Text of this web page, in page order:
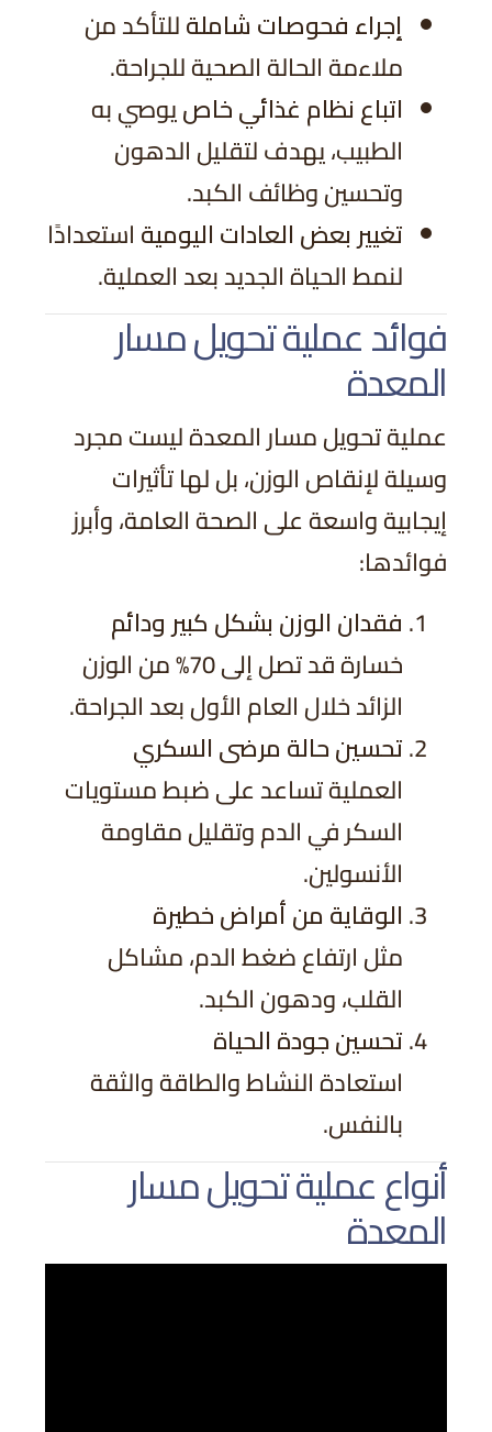
إجراء فحوصات شاملةللتأكد من
ملاءمة الحالة الصحية للجراحة.
اتباع نظام غذائي خاصيوصي به
الطبيب، يهدف لتقليل الدهون
وتحسين وظائف الكبد.
تغيير بعض العادات اليوميةاستعدادًا
لنمط الحياة الجديد بعد العملية.
فوائد عملية تحويل مسار
المعدة
عملية تحويل مسار المعدة ليست مجرد
وسيلة لإنقاص الوزن، بل لها تأثيرات
إيجابية واسعة على الصحة العامة، وأبرز
فوائدها:
فقدان الوزن بشكل كبير ودائم
خسارة قد تصل إلى 70% من الوزن
الزائد خلال العام الأول بعد الجراحة.
تحسين حالة مرضى السكري
العملية تساعد على ضبط مستويات
السكر في الدم وتقليل مقاومة
الأنسولين.
الوقاية من أمراض خطيرة
مثل ارتفاع ضغط الدم، مشاكل
القلب، ودهون الكبد.
تحسين جودة الحياة
استعادة النشاط والطاقة والثقة
بالنفس.
أنواع عملية تحويل مسار
المعدة